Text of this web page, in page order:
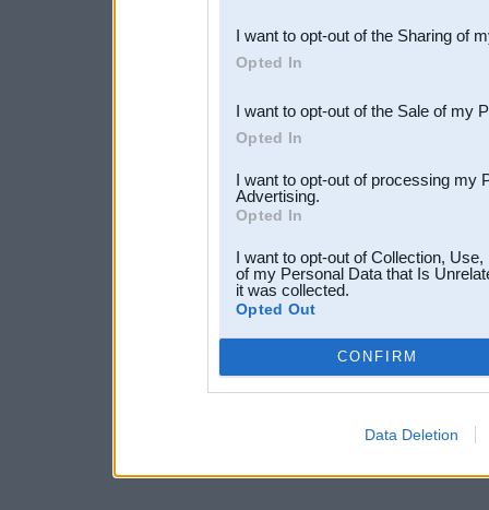
Downstream Participants
third parties.
I want to opt-out of the Sharing of
Opted In
I want to opt-out of the Sale of my
Opted In
I want to opt-out of processing my
Advertising.
Opted In
I want to opt-out of Collection,
of my Personal Data that Is
it was collected.
Opted Out
CONFIRM
Data Deletion